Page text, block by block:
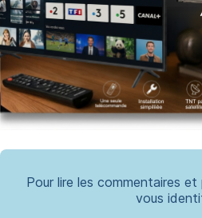
Pour lire les commentaires
vous